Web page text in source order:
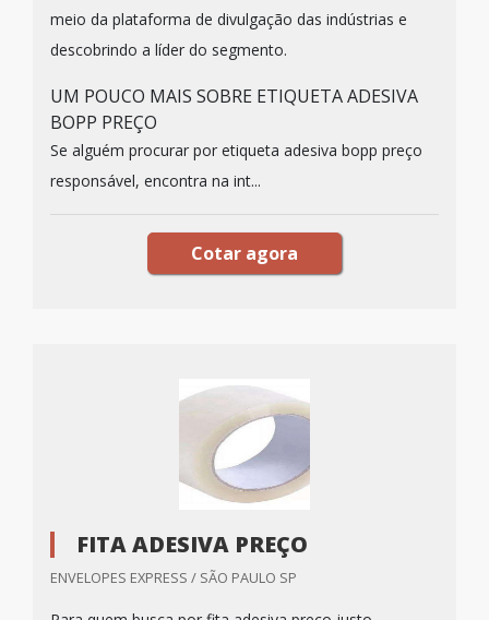
meio da plataforma de divulgação das indústrias e
descobrindo a líder do segmento.
UM POUCO MAIS SOBRE ETIQUETA ADESIVA
BOPP PREÇO
Se alguém procurar por etiqueta adesiva bopp preço
responsável, encontra na int...
Cotar agora
FITA ADESIVA PREÇO
ENVELOPES EXPRESS / SÃO PAULO SP